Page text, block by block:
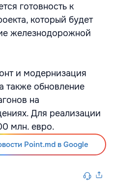
готовность к
который будет
железнодорожной
и модернизация
также обновление
на
Для реализации
млн. евро.
Point.md в Google